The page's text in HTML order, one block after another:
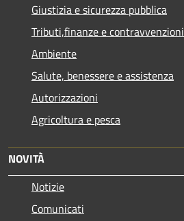
Giustizia e sicurezza pubblica
Tributi,finanze e contravvenzioni
Ambiente
Salute, benessere e assistenza
Autorizzazioni
Agricoltura e pesca
NOVITÀ
Notizie
Comunicati